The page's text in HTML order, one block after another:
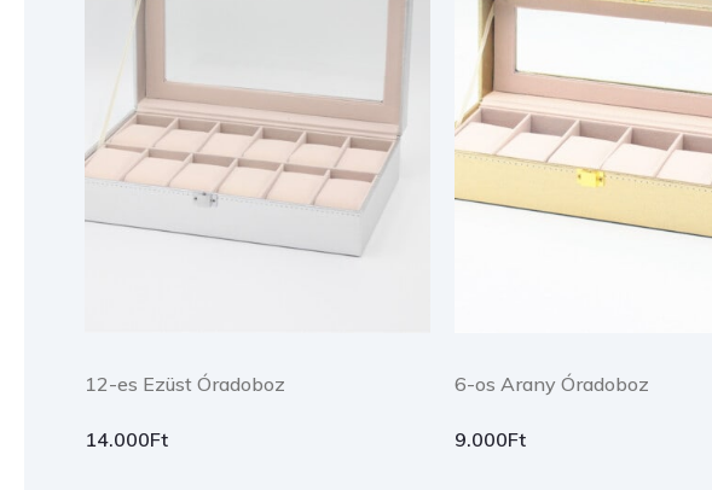
12-es Ezüst Óradoboz
14.000Ft
6-os Arany Óradoboz
9.000Ft